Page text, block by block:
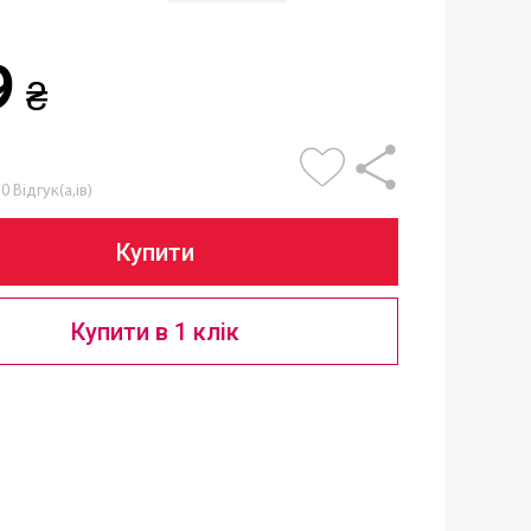
₴
0 Відгук(а,ів)
Купити
Купити в 1 клік